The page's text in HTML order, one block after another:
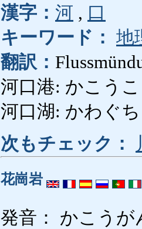
漢字： 河 , 口
キーワード： 地
翻訳：
河口港: かこう
河口湖: かわぐ
次もチェック：
花崗岩
発音： かこうが